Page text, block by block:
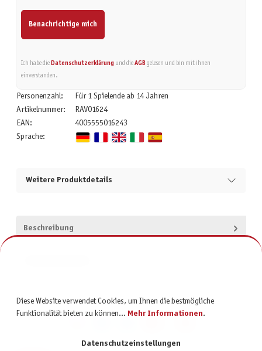
Benachrichtige mich
Ich habe die Datenschutzerklärungund die AGBgelesen und bin mit ihnen
einverstanden.
Personenzahl:
Für 1 Spielende ab 14 Jahren
Artikelnummer:
RAV01624
EAN:
4005555016243
Sprache:
Weitere Produktdetails
Beschreibung
Diese Website verwendet Cookies, um Ihnen die bestmögliche
Funktionalität bieten zu können... Mehr Informationen.
Datenschutzeinstellungen